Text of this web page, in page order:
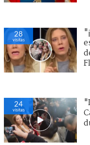
28
visitas
24
visitas